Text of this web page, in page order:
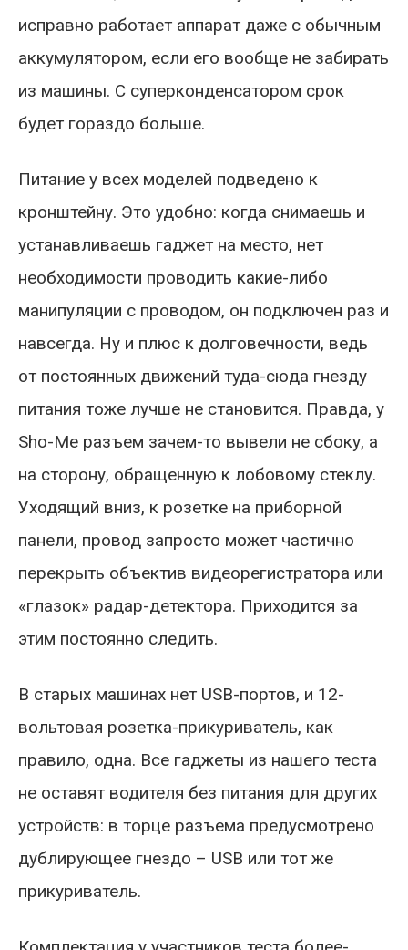
исправно работает аппарат даже с обычным
аккумулятором, если его вообще не забирать
из машины. С суперконденсатором срок
будет гораздо больше.
Питание у всех моделей подведено к
кронштейну. Это удобно: когда снимаешь и
устанавливаешь гаджет на место, нет
необходимости проводить какие-либо
манипуляции с проводом, он подключен раз и
навсегда. Ну и плюс к долговечности, ведь
от постоянных движений туда-сюда гнезду
питания тоже лучше не становится. Правда, у
Sho-Me разъем зачем-то вывели не сбоку, а
на сторону, обращенную к лобовому стеклу.
Уходящий вниз, к розетке на приборной
панели, провод запросто может частично
перекрыть объектив видеорегистратора или
«глазок» радар-детектора. Приходится за
этим постоянно следить.
В старых машинах нет USB-портов, и 12-
вольтовая розетка-прикуриватель, как
правило, одна. Все гаджеты из нашего теста
не оставят водителя без питания для других
устройств: в торце разъема предусмотрено
дублирующее гнездо – USB или тот же
прикуриватель.